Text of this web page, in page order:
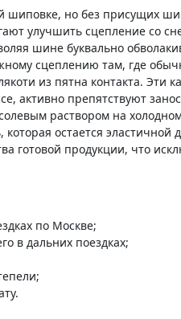
шиповке, но без присущих
улучшить сцепление со
шине буквально
сцеплению там, где
из пятна контакта. Эти
активно препятствуют
раствором на
которая остается
готовой продукции, что
по Москве;
в дальних поездках;